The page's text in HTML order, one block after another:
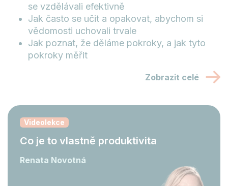
se vzdělávali efektivně
Jak často se učit a opakovat, abychom si
vědomosti uchovali trvale
Jak poznat, že děláme pokroky, a jak tyto
pokroky měřit
Zobrazit celé
Videolekce
Co je to vlastně produktivita
Renata Novotná